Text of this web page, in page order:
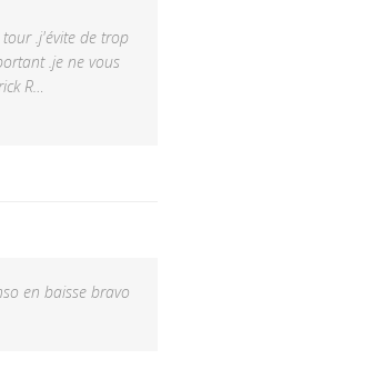
.j'évite de trop
.je ne vous
R…
en baisse bravo